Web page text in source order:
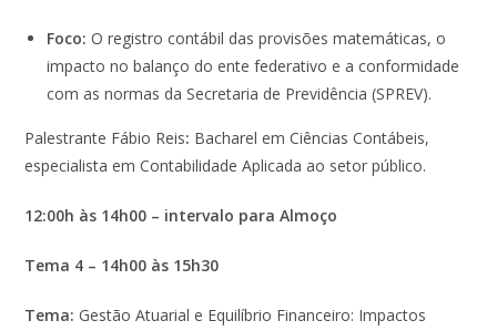
Foco:O registro contábil das provisões matemáticas, o
impacto no balanço do ente federativo e a conformidade
com as normas da Secretaria de Previdência (SPREV).
Palestrante Fábio Reis: Bacharel em Ciências Contábeis,
especialista em Contabilidade Aplicada ao setor público.
12:00h às 14h00 – intervalo para Almoço
Tema 4 – 14h00 às 15h30
Tema: Gestão Atuarial e Equilíbrio Financeiro: Impactos